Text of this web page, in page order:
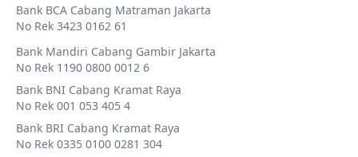
Bank BCA Cabang Matraman Jakarta
No Rek 3423 0162 61
Bank Mandiri Cabang Gambir Jakarta
No Rek 1190 0800 0012 6
Bank BNI Cabang Kramat Raya
No Rek 001 053 405 4
Bank BRI Cabang Kramat Raya
No Rek 0335 0100 0281 304